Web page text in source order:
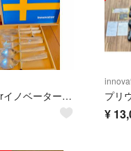
innovatorイノベーター ペアディナー8本 カトラリー
¥